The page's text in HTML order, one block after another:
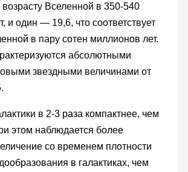
возрасту Вселенной в 350-540
и один — 19,6, что соответствует
в пару сотен миллионов лет.
абсолютными
звездными величинами от
в 2-3 раза компактнее, чем
этом наблюдается более
со временем плотности
в галактиках, чем